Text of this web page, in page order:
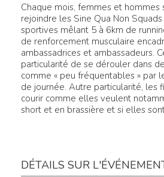
Chaque mois, femmes et hommes
rejoindre les Sine Qua Non
sportives mêlant 5 à 6km de
de renforcement musculaire
ambassadrices et ambassadeurs.
particularité de se dérouler dans
comme « peu fréquentables » par
de journée. Autre particularité, les
courir comme elles veulent
short et en brassière et si elles sont
DÉTAILS SUR